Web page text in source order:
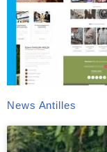
News Antilles